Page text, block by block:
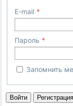
E-mail
Пароль
Запомнить
Войти Регистрация